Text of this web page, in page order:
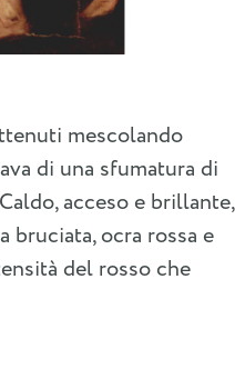
mescolando
di una sfumatura di
acceso e brillante,
bruciata, ocra rossa e
del rosso che